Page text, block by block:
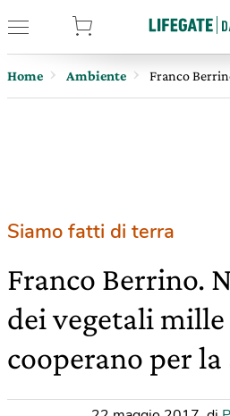
Home Ambiente Franco
Siamo fatti di terra
Franco Berrino.
dei vegetali mille
cooperano per la